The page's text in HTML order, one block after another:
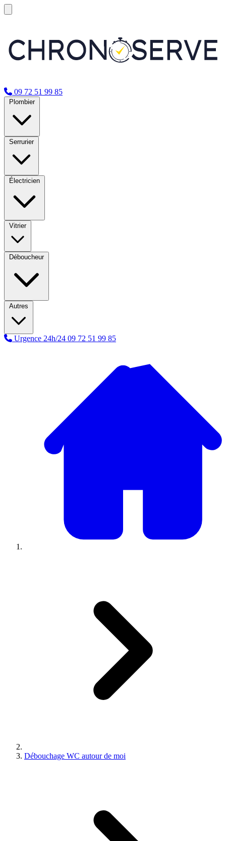
09 72 51 99 85
Plombier
Serrurier
Électricien
Vitrier
Déboucheur
Autres
Urgence 24h/24 09 72 51 99 85
Débouchage WC autour de moi